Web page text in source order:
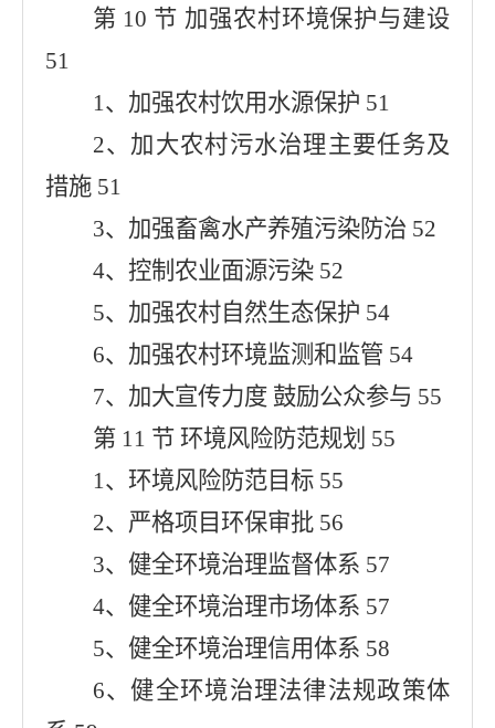
第 10 节 加强农村环境保护与建设
51
1、加强农村饮用水源保护 51
2、加大农村污水治理主要任务及
措施 51
3、加强畜禽水产养殖污染防治 52
4、控制农业面源污染 52
5、加强农村自然生态保护 54
6、加强农村环境监测和监管 54
7、加大宣传力度 鼓励公众参与 55
第 11 节 环境风险防范规划 55
1、环境风险防范目标 55
2、严格项目环保审批 56
3、健全环境治理监督体系 57
4、健全环境治理市场体系 57
5、健全环境治理信用体系 58
6、健全环境治理法律法规政策体